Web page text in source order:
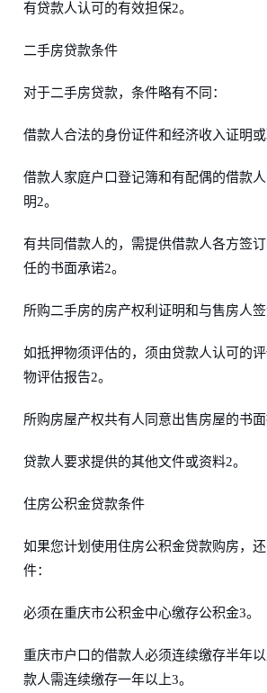
有贷款人认可的有效担保2。
二手房贷款条件
对于二手房贷款，条件略有不同：
借款人合法的身份证件和经济收入证明或
借款人家庭户口登记簿和有配偶的借款
明2。
有共同借款人的，需提供借款人各方签
任的书面承诺2。
所购二手房的房产权利证明和与售房人签
如抵押物须评估的，须由贷款人认可的
物评估报告2。
所购房屋产权共有人同意出售房屋的书面
贷款人要求提供的其他文件或资料2。
住房公积金贷款条件
如果您计划使用住房公积金贷款购房，
件：
必须在重庆市公积金中心缴存公积金3。
重庆市户口的借款人必须连续缴存半年
款人需连续缴存一年以上3。